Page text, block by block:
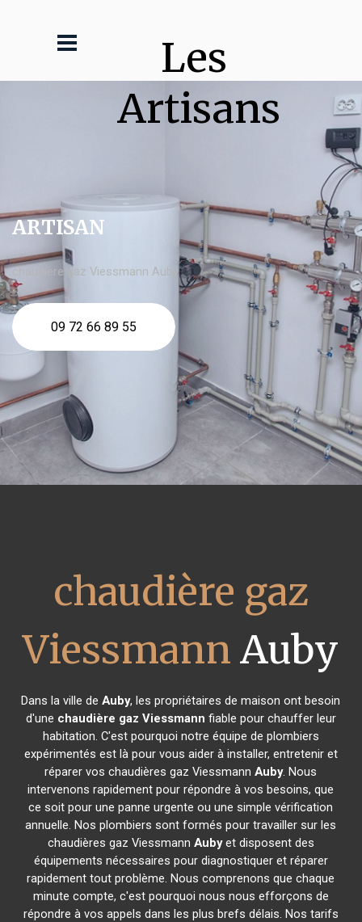
Les
Artisans
ARTISAN
chaudière gaz Viessmann Auby
09 72 66 89 55
chaudière gaz
Viessmann Auby
Dans la ville deAuby, les propriétaires de maison ont besoin
d'une chaudière gaz Viessmann fiable pour chauffer leur
habitation. C'est pourquoi notre équipe de plombiers
expérimentés est là pour vous aider à installer, entretenir et
réparer vos chaudières gaz ViessmannAuby. Nous
intervenons rapidement pour répondre à vos besoins, que
ce soit pour une panne urgente ou une simple vérification
annuelle. Nos plombiers sont formés pour travailler sur les
chaudières gaz Viessmann Aubyet disposent des
équipements nécessaires pour diagnostiquer et réparer
rapidement tout problème. Nous comprenons que chaque
minute compte, c'est pourquoi nous nous efforçons de
répondre à vos appels dans les plus brefs délais. Nos tarifs